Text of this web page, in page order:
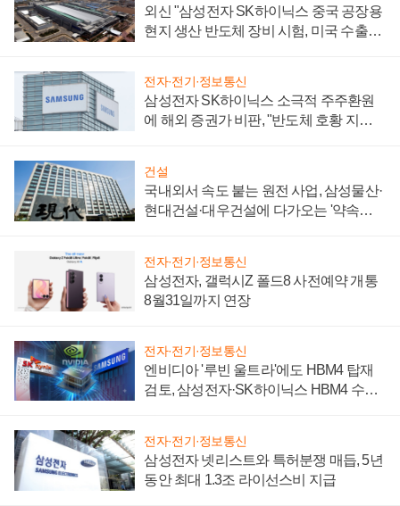
외신 "삼성전자 SK하이닉스 중국 공장용
현지 생산 반도체 장비 시험, 미국 수출통
전자·전기·정보통신
삼성전자 SK하이닉스 소극적 주주환원
에 해외 증권가 비판, "반도체 호황 지속
건설
국내외서 속도 붙는 원전 사업, 삼성물산·
현대건설·대우건설에 다가오는 '약속의
전자·전기·정보통신
삼성전자, 갤럭시Z 폴드8 사전예약 개통
8월31일까지 연장
전자·전기·정보통신
엔비디아 '루빈 울트라'에도 HBM4 탑재
검토, 삼성전자·SK하이닉스 HBM4 수율
전자·전기·정보통신
삼성전자 넷리스트와 특허분쟁 매듭, 5년
동안 최대 1.3조 라이선스비 지급